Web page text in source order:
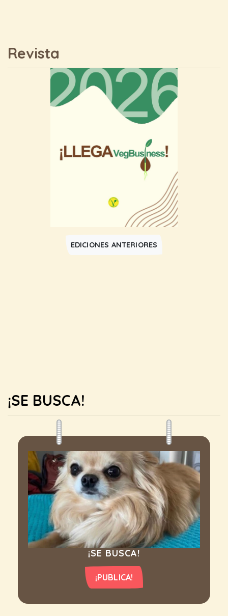
Revista
EDICIONES ANTERIORES
¡SE BUSCA!
¡SE BUSCA!
¡PUBLICA!